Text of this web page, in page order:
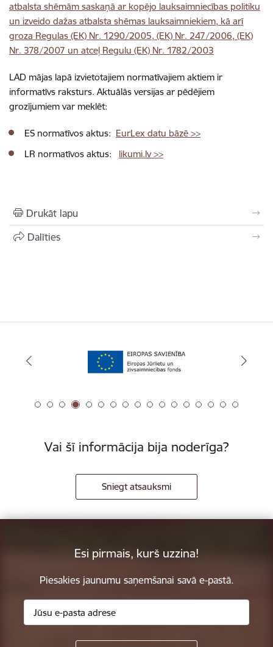
atbalsta shēmām saskaņā ar kopējo lauksaimniecības politiku
un izveido dažas atbalsta shēmas lauksaimniekiem, kā arī
groza Regulas (EK) Nr. 1290/2005, (EK) Nr. 247/2006, (EK)
Nr. 378/2007 un atceļ Regulu (EK) Nr. 1782/2003
LAD mājas lapā izvietotajiem normatīvajiem aktiem ir
informatīvs raksturs. Aktuālās versijas ar pēdējiem
grozījumiem var meklēt:
ES normatīvos aktus: EurLex datu bāzē >>
LR normatīvos aktus: likumi.lv >>
Drukāt lapu
Dalīties
Vai šī informācija bija noderīga?
Sniegt atsauksmi
Esi pirmais, kurš uzzina!
Piesakies jaunumu saņemšanai savā e-pastā.